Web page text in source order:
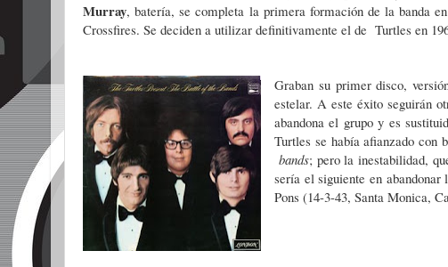
Murray, batería, se completa la primera formación de la banda
Crossfires. Se deciden a utilizar definitivamente el de Turtles en
Graban su primer disco,
estelar. A este éxito seguirán
abandona el grupo y es
Turtles se había afianzado con
bands; pero la inestabilidad,
sería el siguiente en
Pons (14-3-43, Santa Monica,